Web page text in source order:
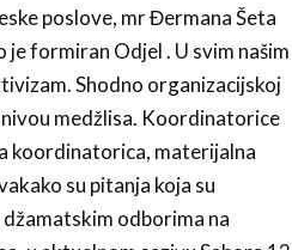
poslove, mr Đermana Šeta
formiran Odjel . U svim našim
Shodno organizacijskoj
medžlisa. Koordinatorice
koordinatorica, materijalna
su pitanja koja su
odborima na